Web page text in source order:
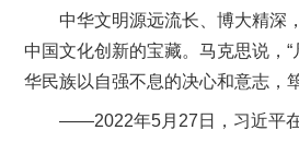
中华文明源远流长、博大精深，
中国文化创新的宝藏。马克思说，
华民族以自强不息的决心和意志，
——2022年5月27日，习近平在